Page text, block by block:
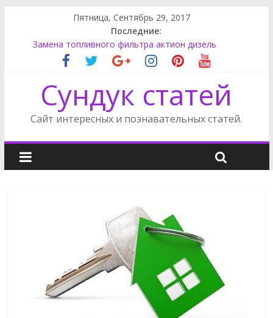
Пятница, Сентябрь 29, 2017
Последние:
Супер моддинг пк в стимпанк стиле
Замена топливного фильтра актион дизель
Как поменять лампу ближнего света на Фокусе 3
Сузуки SX4 задний фонарь
Сундук статей
Сайт интересных и познавательных статей.